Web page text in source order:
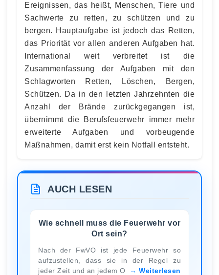
Ereignissen, das heißt, Menschen, Tiere und
Sachwerte zu retten, zu schützen und zu
bergen. Hauptaufgabe ist jedoch das Retten,
das Priorität vor allen anderen Aufgaben hat.
International weit verbreitet ist die
Zusammenfassung der Aufgaben mit den
Schlagworten Retten, Löschen, Bergen,
Schützen. Da in den letzten Jahrzehnten die
Anzahl der Brände zurückgegangen ist,
übernimmt die Berufsfeuerwehr immer mehr
erweiterte Aufgaben und vorbeugende
Maßnahmen, damit erst kein Notfall entsteht.
AUCH LESEN
Wie schnell muss die Feuerwehr vor
Ort sein?
Nach der FwVO ist jede Feuerwehr so
aufzustellen, dass sie in der Regel zu
jeder Zeit und an jedem O
Weiterlesen